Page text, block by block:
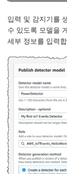
입력 및 감지기를
수 있도록 모델을
세부 정보를 입력